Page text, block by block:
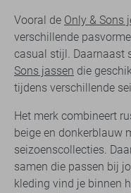
Vooral de Only & Sons
verschillende
casual stijl. Daarnaast
Sons jassen die
tijdens verschillende
Het merk combineert
beige en donkerblauw
seizoenscollecties.
samen die passen bij
kleding vind je binnen